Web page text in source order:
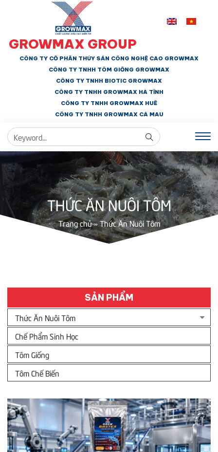
GROWMAX GROUP
CÔNG TY CỔ PHẦN THỦY SẢN CÔNG NGHỆ CAO GROWMAX
CÔNG TY TNHH TÔM GIỐNG GROWMAX
CÔNG TY TNHH BIOTIC GROWMAX
CÔNG TY TNHH GROWMAX HÀ TĨNH
CÔNG TY TNHH GROWMAX HUẾ
CÔNG TY TNHH GROWMAX CÀ MAU
THỨC ĂN NUÔI TÔM
Trang chủ»Thức Ăn Nuôi Tôm
SẢN PHẨM
Thức Ăn Nuôi Tôm
Chế Phẩm Sinh Học
Tôm Giống
Tôm Chế Biến